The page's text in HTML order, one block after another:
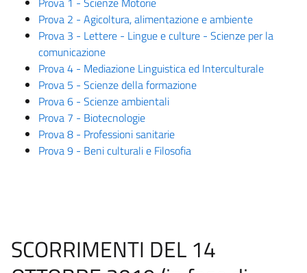
Prova 2 - Agicoltura, alimentazione e ambiente
Prova 3 - Lettere - Lingue e culture - Scienze per la
comunicazione
Prova 4 - Mediazione Linguistica ed Interculturale
Prova 5 - Scienze della formazione
Prova 6 - Scienze ambientali
Prova 7 - Biotecnologie
Prova 8 - Professioni sanitarie
Prova 9 - Beni culturali e Filosofia
SCORRIMENTI DEL 14